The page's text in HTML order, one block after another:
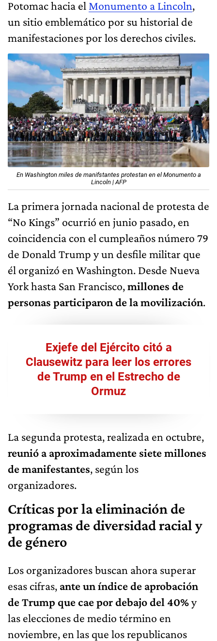
Potomac hacia el Monumento a Lincoln,
un sitio emblemático por su historial de
manifestaciones por los derechos civiles.
En Washington miles de manifstantes protestan en el Monumento a
Lincoln | AFP
La primera jornada nacional de protesta de
“No Kings” ocurrió en junio pasado, en
coincidencia con el cumpleaños número 79
de Donald Trump y un desfile militar que
él organizó en Washington. Desde Nueva
York hasta San Francisco,millones de
personas participaron de la movilización.
Exjefe del Ejército citó a
Clausewitz para leer los errores
de Trump en el Estrecho de
Ormuz
La segunda protesta, realizada en octubre,
reunió a aproximadamente siete millones
de manifestantes, según los
organizadores.
Críticas por la eliminación de
programas de diversidad racial y
de género
Los organizadores buscan ahora superar
esas cifras, ante un índice de aprobación
de Trump que cae por debajo del 40%y
las elecciones de medio término en
noviembre, en las que los republicanos